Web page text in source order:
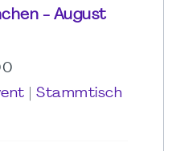
- August
Stammtisch